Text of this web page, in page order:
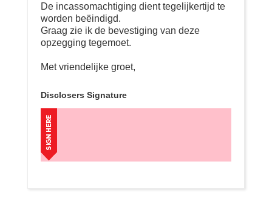
De incassomachtiging dient tegelijkertijd te
worden beëindigd.
Graag zie ik de bevestiging van deze
opzegging tegemoet.
Met vriendelijke groet,
Disclosers Signature